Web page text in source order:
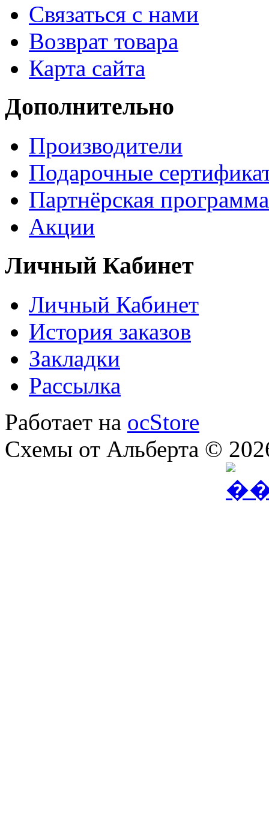
Связаться с нами
Возврат товара
Карта сайта
Дополнительно
Производители
Подарочные
Партнёрская программа
Акции
Личный Кабинет
Личный Кабинет
История заказов
Закладки
Рассылка
Работает на ocStore
Схемы от Альберта ©